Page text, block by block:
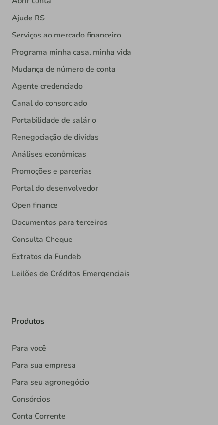
Ajude RS
Serviços ao mercado financeiro
Programa minha casa, minha vida
Mudança de número de conta
Agente credenciado
Canal do consorciado
Portabilidade de salário
Renegociação de dívidas
Análises econômicas
Promoções e parcerias
Portal do desenvolvedor
Open finance
Documentos para terceiros
Consulta Cheque
Extratos da Fundeb
Leilões de Créditos Emergenciais
Produtos
Para você
Para sua empresa
Para seu agronegócio
Consórcios
Conta Corrente